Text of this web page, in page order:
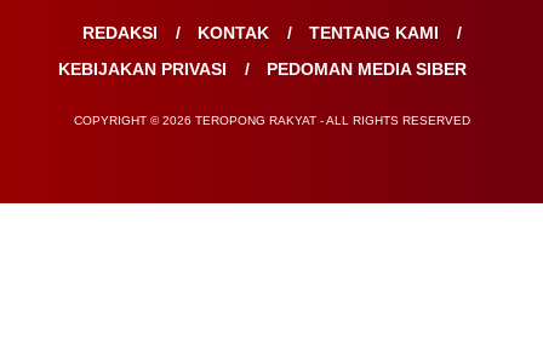
REDAKSI KONTAK
TENTANG KAMI
KEBIJAKAN PRIVASI
PEDOMAN MEDIA SIBER
COPYRIGHT © 2026 TEROPONG RAKYAT - ALL RIGHTS RESERVED